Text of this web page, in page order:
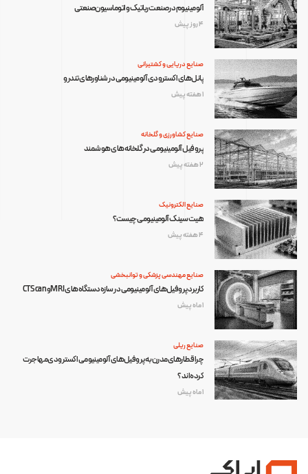
آلومینیوم در صنعت رباتیک و اتوماسیون صنعتی
4 روز پیش
صنایع دریایی و کشتیرانی
پانل‌های اکسترودی آلومینیومی در شناورهای تندرو
1 هفته پیش
صنایع کشاورزی و گلخانه
پروفیل آلومینیومی در گلخانه‌های هوشمند
2 هفته پیش
صنایع الکترونیک
هیت سینک آلومینیومی چیست؟
4 هفته پیش
صنایع مهندسی پزشکی و توانبخشی
کاربرد پروفیل‌های آلومینیومی در سازه دستگاه‌های MRI و CT Scan
1 ماه پیش
صنایع ریلی
چرا قطارهای مدرن به پروفیل‌های آلومینیومی اکسترودی مهاجرت
کرده‌اند؟
1 ماه پیش